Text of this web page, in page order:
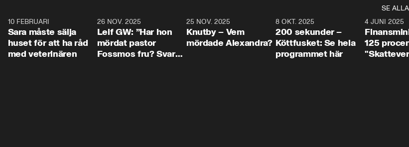
SE ALLA
10 FEBRUARI
Sara måste sälja
huset för att ha råd
med veterinären
26 NOV. 2025
Leif GW: ”Har hon
mördat pastor
Fossmos fru? Svar
31:05
25 NOV. 2025
Knutby – Vem
mördade Alexandra?
4:29
8 OKT. 2025
200 sekunder –
Köttfusket: Se hela
programmet här
4 JUNI 2025
125